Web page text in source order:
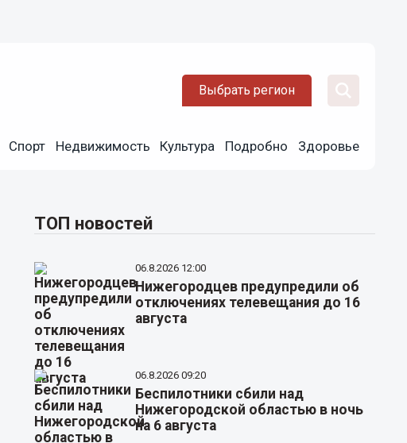
Выбрать регион
Спорт Недвижимость Культура Подробно Здоровье
ТОП новостей
06.8.2026 12:00
Нижегородцев предупредили об
отключениях телевещания до 16
августа
06.8.2026 09:20
Беспилотники сбили над
Нижегородской областью в ночь
на 6 августа